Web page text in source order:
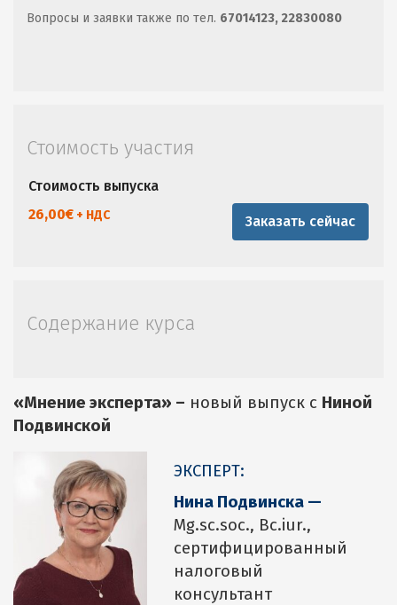
Вопросы и заявки также по тел. 67014123, 22830080
Стоимость участия
Стоимость выпуска
26,00€ + НДС Заказать сейчас
Содержание курса
«Мнение эксперта» – новый выпуск с Ниной
Подвинской
ЭКСПЕРТ:
Нина Подвинска —
Mg.sc.soc., Bc.iur.,
сертифицированный
налоговый
консультант